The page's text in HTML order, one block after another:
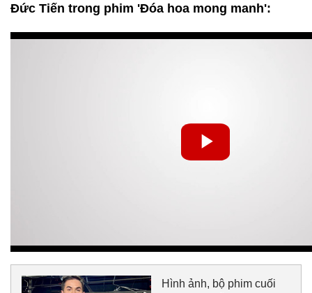
Đức Tiến trong phim 'Đóa hoa mong manh':
Hình ảnh, bộ phim cuối